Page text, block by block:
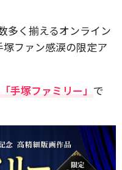
多く揃えるオンライン
塚ファン感涙の限定ア
手塚ファミリー」 で